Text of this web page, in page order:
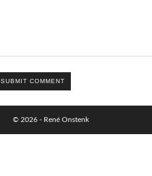
SUBMIT COMMENT
© 2026 - René Onstenk